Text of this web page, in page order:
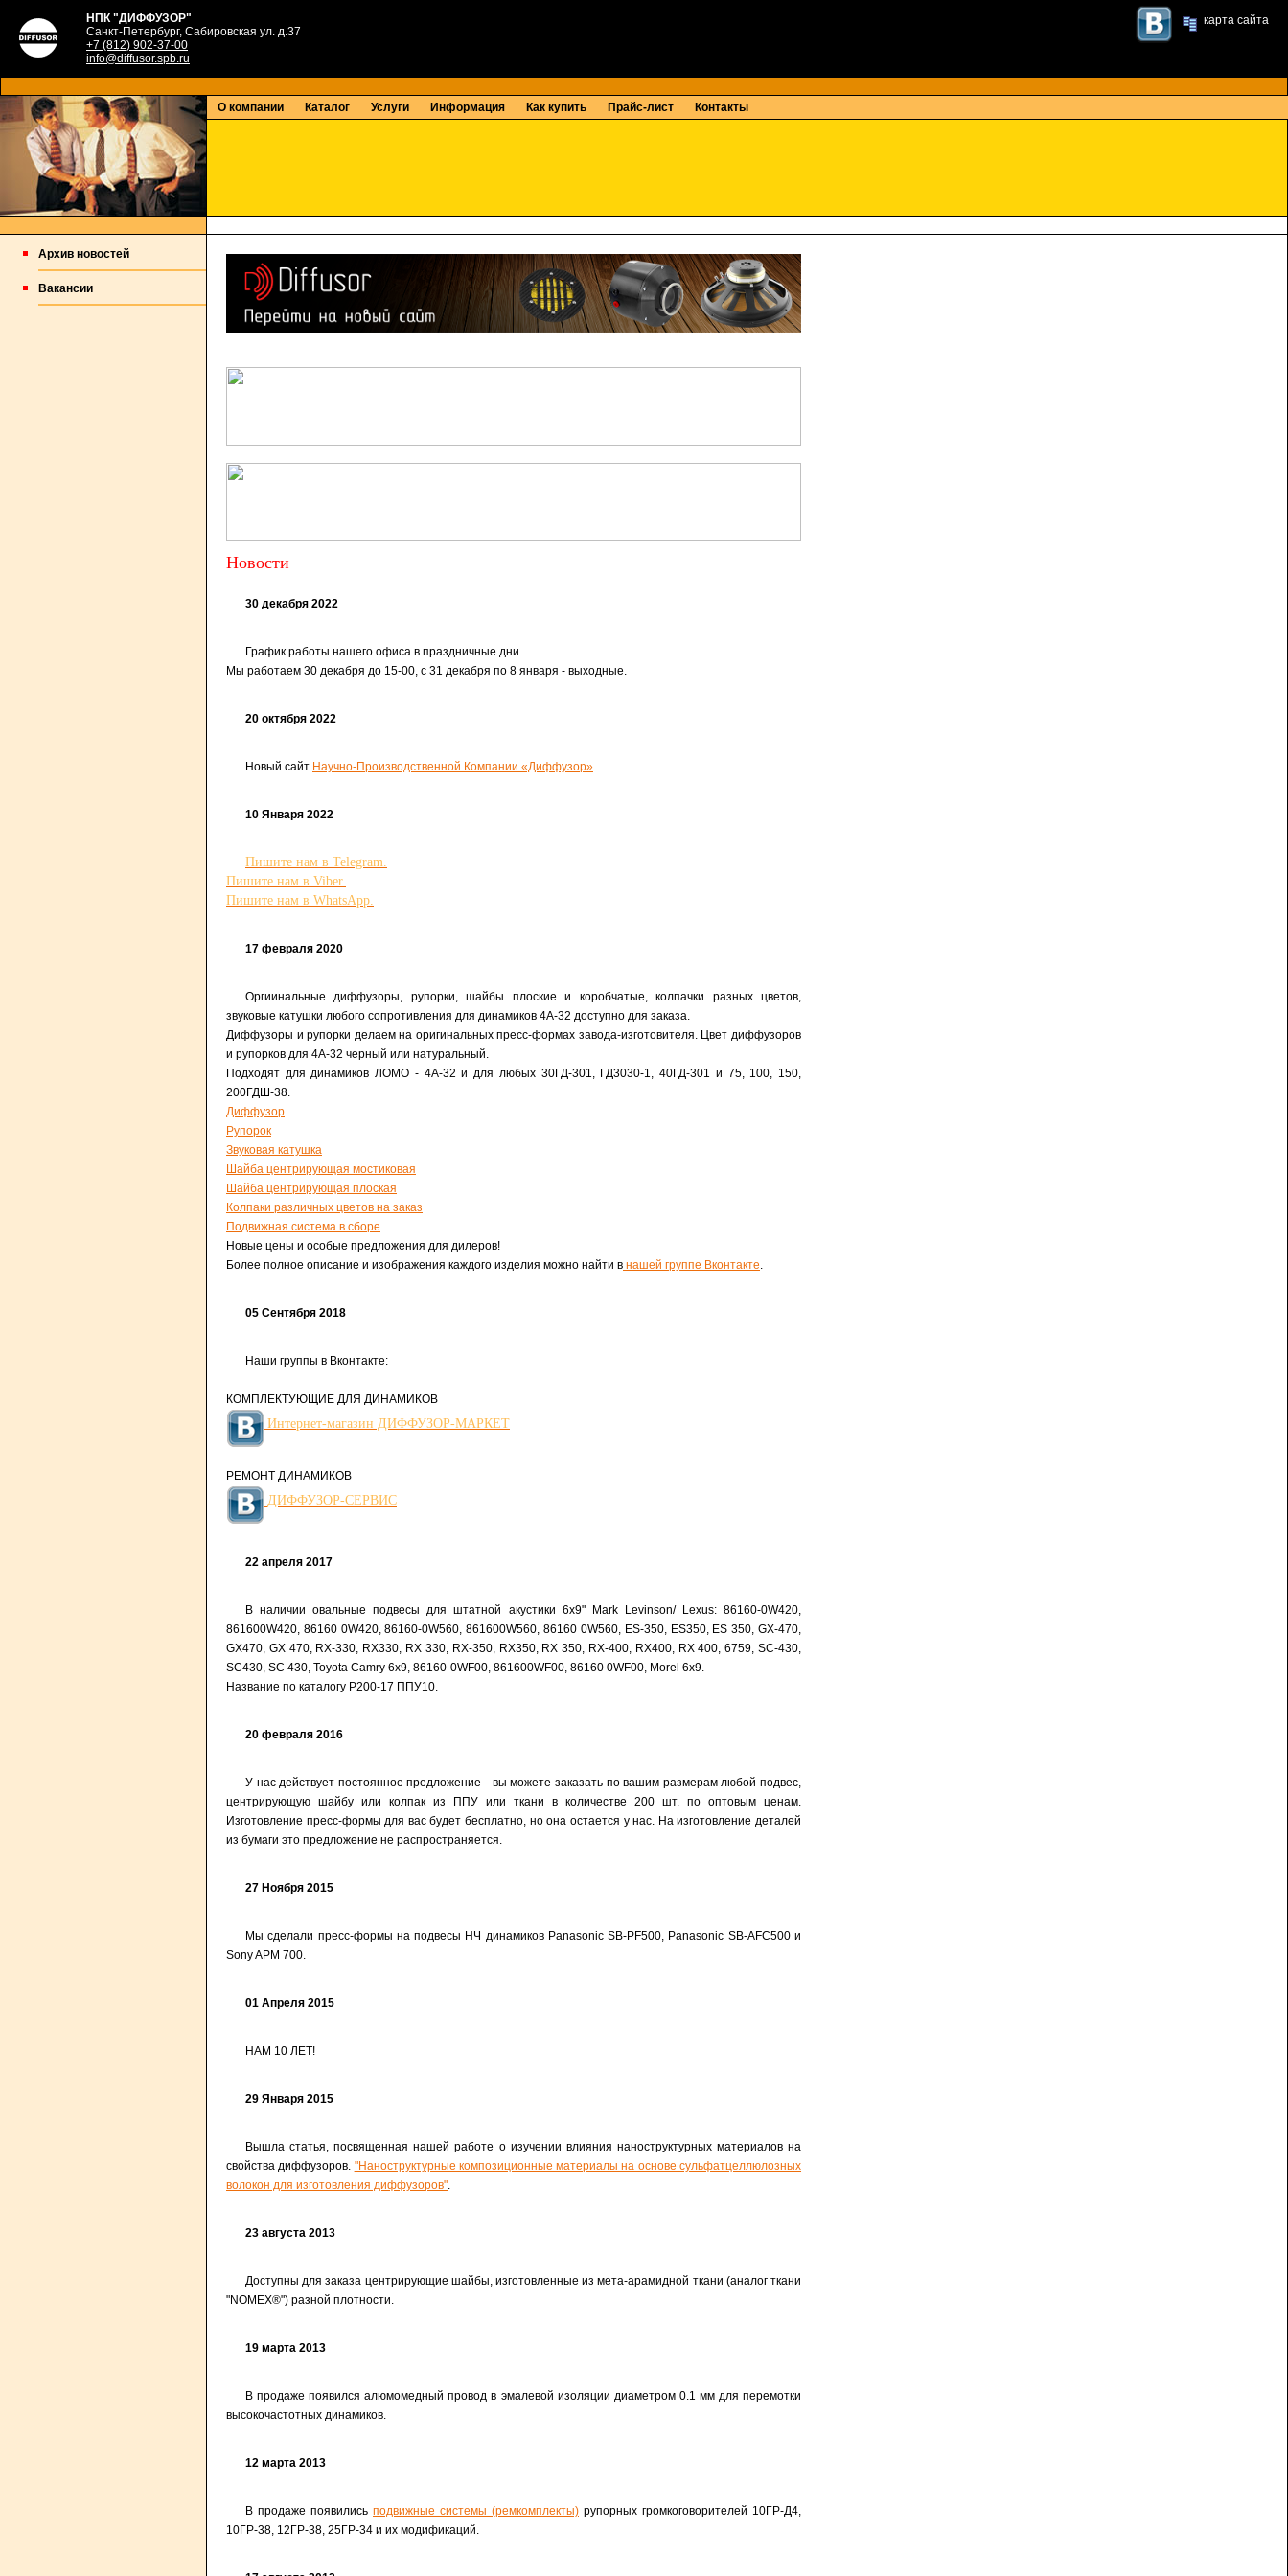
НПК "ДИФФУЗОР"
Санкт-Петербург, Сабировская ул. д.37
+7 (812) 902-37-00
info@diffusor.spb.ru
карта сайта
О компании Каталог Услуги Информация Как купить Прайс-лист Контакты
Архив новостей
Вакансии
Новости
30 декабря 2022
График работы нашего офиса в праздничные дни
Мы работаем 30 декабря до 15-00, с 31 декабря по 8 января - выходные.
20 октября 2022
Новый сайт Научно-Производственной Компании «Диффузор»
10 Января 2022
Пишите нам в Telegram.
Пишите нам в Viber.
Пишите нам в WhatsАpp.
17 февраля 2020
Оргиинальные диффузоры, рупорки, шайбы плоские и коробчатые, колпачки разных цветов,
звуковые катушки любого сопротивления для динамиков 4А-32 доступно для заказа.
Диффузоры и рупорки делаем на оригинальных пресс-формах завода-изготовителя. Цвет диффузоров
и рупорков для 4А-32 черный или натуральный.
Подходят для динамиков ЛОМО - 4А-32 и для любых 30ГД-301, ГД3030-1, 40ГД-301 и 75, 100, 150,
200ГДШ-38.
Диффузор
Рупорок
Звуковая катушка
Шайба центрирующая мостиковая
Шайба центрирующая плоская
Колпаки различных цветов на заказ
Подвижная система в сборе
Новые цены и особые предложения для дилеров!
Более полное описание и изображения каждого изделия можно найти в нашей группе Вконтакте.
05 Сентября 2018
Наши группы в Вконтакте:
КОМПЛЕКТУЮЩИЕ ДЛЯ ДИНАМИКОВ
Интернет-магазин ДИФФУЗОР-МАРКЕТ
РЕМОНТ ДИНАМИКОВ
ДИФФУЗОР-СЕРВИС
22 апреля 2017
В наличии овальные подвесы для штатной акустики 6х9" Mark Levinson/ Lexus: 86160-0W420,
861600W420, 86160 0W420, 86160-0W560, 861600W560, 86160 0W560, ES-350, ES350, ES 350, GX-470,
GX470, GX 470, RX-330, RX330, RX 330, RX-350, RX350, RX 350, RX-400, RX400, RX 400, 6759, SC-430,
SC430, SC 430, Toyota Camry 6x9, 86160-0WF00, 861600WF00, 86160 0WF00, Morel 6x9.
Название по каталогу Р200-17 ППУ10.
20 февраля 2016
У нас действует постоянное предложение - вы можете заказать по вашим размерам любой подвес,
центрирующую шайбу или колпак из ППУ или ткани в количестве 200 шт. по оптовым ценам.
Изготовление пресс-формы для вас будет бесплатно, но она остается у нас. На изготовление деталей
из бумаги это предложение не распространяется.
27 Ноября 2015
Мы сделали пресс-формы на подвесы НЧ динамиков Panasonic SB-PF500, Panasonic SB-AFC500 и
Sony APM 700.
01 Апреля 2015
НАМ 10 ЛЕТ!
29 Января 2015
Вышла статья, посвященная нашей работе о изучении влияния наноструктурных материалов на
свойства диффузоров. "Наноструктурные композиционные материалы на основе сульфатцеллюлозных
волокон для изготовления диффузоров".
23 августа 2013
Доступны для заказа центрирующие шайбы, изготовленные из мета-арамидной ткани (аналог ткани
"NOMEX®") разной плотности.
19 марта 2013
В продаже появился алюмомедный провод в эмалевой изоляции диаметром 0.1 мм для перемотки
высокочастотных динамиков.
12 марта 2013
В продаже появились подвижные системы (ремкомплекты) рупорных громкоговорителей 10ГР-Д4,
10ГР-38, 12ГР-38, 25ГР-34 и их модификаций.